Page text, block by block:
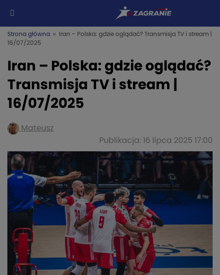
Strona główna » Iran – Polska: gdzie oglądać? Transmisja TV i stream |
16/07/2025
Iran – Polska: gdzie oglądać?
Transmisja TV i stream |
16/07/2025
Mateusz
Publikacja: 16 lipca 2025 17:00